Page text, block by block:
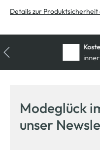
Details zur Produktsicherheit
Modeglück
unser